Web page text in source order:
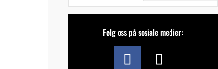
Følg oss på sosiale medier: